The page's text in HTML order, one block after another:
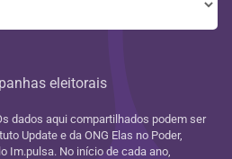
eleitorais
dados aqui compartilhados podem ser
Update e da ONG Elas no Poder,
Im.pulsa. No início de cada ano,